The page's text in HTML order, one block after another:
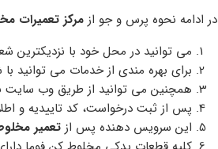
در ادامه نحوه پرس و جو ازمرکز تعمیرات
می توانید در محل خود با نزدیکترین
برای بهره مندی از خدمات می توانید با شماره 02158941 تماس
همچنین می توانید از طریق وب سایت
پس از ثبت درخواست، کد تاییدیه و
این سرویس دهنده پس ازتعمیر